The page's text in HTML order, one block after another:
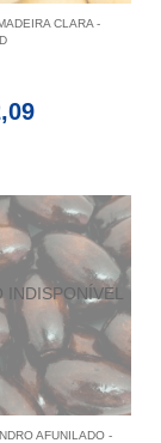
CLARA -
AFUNILADO -